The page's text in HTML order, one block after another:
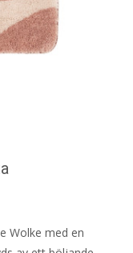
Wolke med en